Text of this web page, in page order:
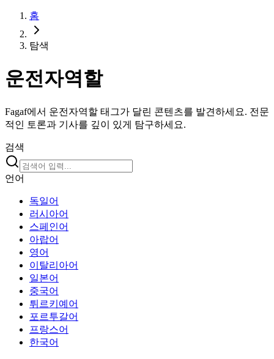
홈
탐색
운전자역할
Fagaf에서 운전자역할 태그가 달린 콘텐츠를 발견하세요. 전문
적인 토론과 기사를 깊이 있게 탐구하세요.
검색
언어
독일어
러시아어
스페인어
아랍어
영어
이탈리아어
일본어
중국어
튀르키예어
포르투갈어
프랑스어
한국어